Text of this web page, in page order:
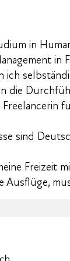
in
ich
die
sind
Freizeit
Ausflüge,